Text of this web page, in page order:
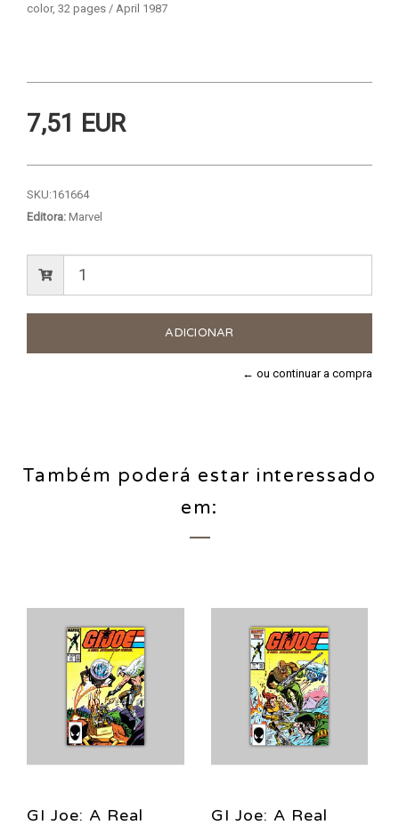
color, 32 pages / April 1987
7,51 EUR
SKU:161664
Editora: Marvel
← ou continuar a compra
Também poderá estar interessado
em:
GI Joe: A Real
GI Joe: A Real